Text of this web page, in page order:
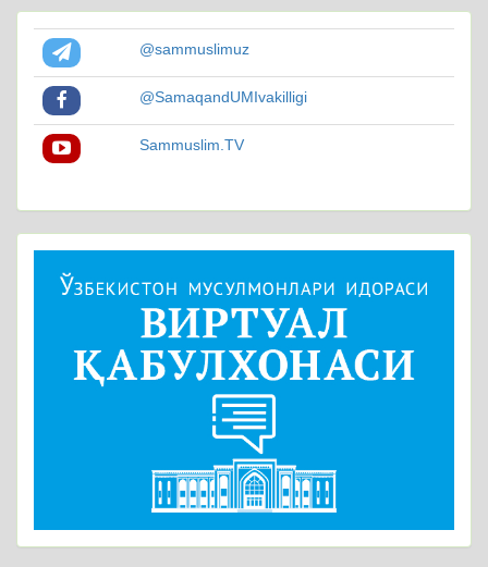
@sammuslimuz
@SamaqandUMIvakilligi
Sammuslim.TV